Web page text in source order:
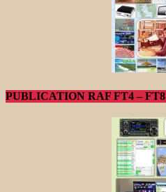
PUBLICATION RAF FT4 – FT8